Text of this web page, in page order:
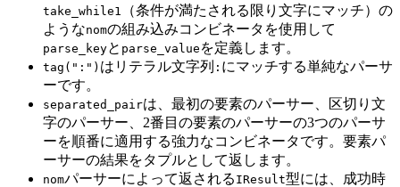
take_while1
（条件が満たされる限り文字にマッチ）の
ようなnomの組み込みコンビネータを使用して
parse_keyと parse_value を定義します。
tag(":") はリテラル文字列 : にマッチする単純なパーサ
ーです。
separated_pairは、最初の要素のパーサー、区切り文
字のパーサー、2番目の要素のパーサーの3つのパーサ
ーを順番に適用する強力なコンビネータです。要素パ
ーサーの結果をタプルとして返します。
nomパーサーによって返される IResult型には、成功時